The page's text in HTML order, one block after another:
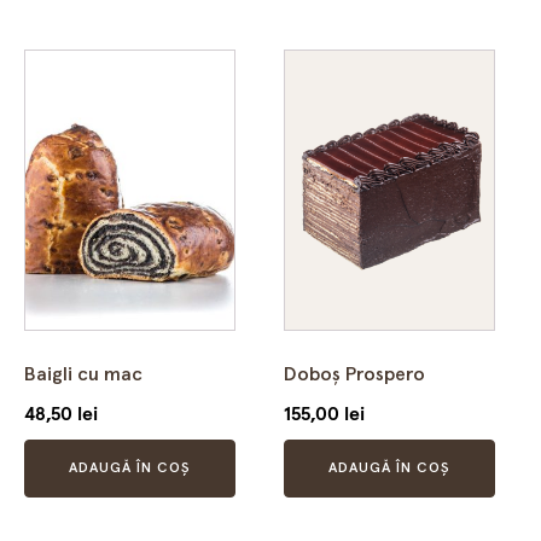
Baigli cu mac
48,50 lei
ADAUGĂ ÎN COȘ
Doboș Prospero
155,00 lei
ADAUGĂ ÎN COȘ